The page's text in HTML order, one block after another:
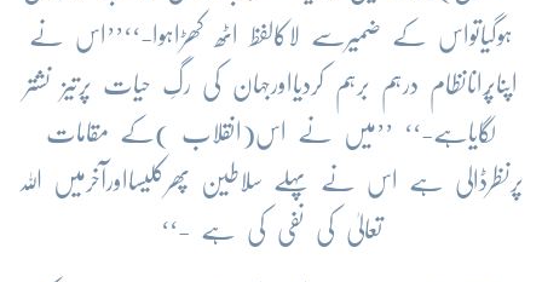
ہوگیاتواس کے ضمیرسے لاکالفظ اٹھ کھڑاہوا-‘‘’’اس نے
اپناپُرانانظام درہم برہم کردیااورجہان کی رگِ حیات پرتیز نشتر
لگایاہے-‘‘ ’’میں نے اس(انقلاب )کے مقامات
پرنظرڈالی ہے اس نے پہلے سلاطین پھرکلیسااورآخرمیں اللہ
تعالیٰ کی نفی کی ہے -‘‘